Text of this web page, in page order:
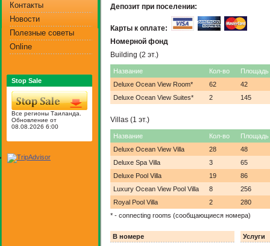
Контакты
Новости
Полезные советы
Online
Stop Sale
Все регионы Таиланда.
Обновление от
08.08.2026 6:00
Депозит при поселении:
Карты к оплате:
Номерной фонд
Building (2 эт.)
Название Кол-во
Площадь
Deluxe Ocean View Room*
62
42
Deluxe Ocean View Suites*
2 145
Villas (1 эт.)
Название Кол-во
Площадь
Deluxe Ocean View Villa
28
48
Deluxe Spa Villa
3
65
Deluxe Pool Villa
19
86
Luxury Ocean View Pool Villa
8
256
Royal Pool Villa
2
280
* - connecting rooms (сообщающиеся номера)
В номере
Услуги